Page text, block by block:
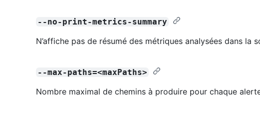
--no-print-metrics-summary
N’affiche pas de résumé des métriques analysées dans la
--max-paths=<maxPaths>
Nombre maximal de chemins à produire pour chaque